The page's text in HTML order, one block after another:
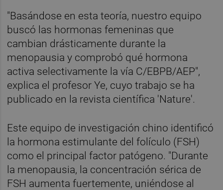
"Basándose en esta teoría, nuestro equipo
buscó las hormonas femeninas que
cambian drásticamente durante la
menopausia y comprobó qué hormona
activa selectivamente la vía C/EBPB/AEP",
explica el profesor Ye, cuyo trabajo se ha
publicado en la revista científica 'Nature'.
Este equipo de investigación chino identificó
la hormona estimulante del folículo (FSH)
como el principal factor patógeno. "Durante
la menopausia, la concentración sérica de
FSH aumenta fuertemente, uniéndose al